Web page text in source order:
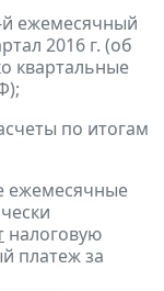
ежемесячный
2016 г. (об
квартальные
по итогам
ежемесячные
налоговую
платеж за